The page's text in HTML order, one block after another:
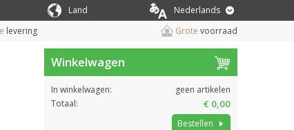
Land
Nederlands
levering Grote voorraad
Winkelwagen
In winkelwagen:
geen artikelen
Totaal:
€ 0,00
Bestellen